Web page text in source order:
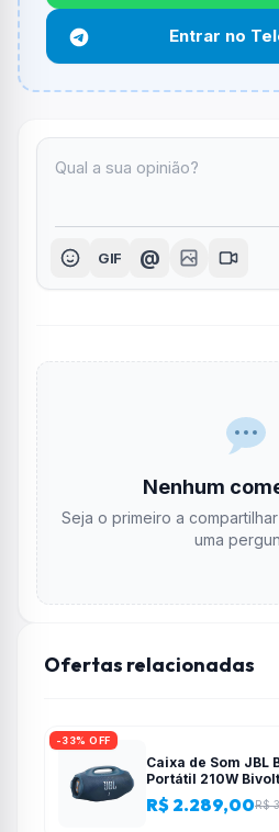
Entrar no
GIF @
Nenhum
Seja o primeiro a
uma
Ofertas relacionadas
-33% OFF
Caixa de Som JBL
Portátil 210W
R$ 2.289,00R$